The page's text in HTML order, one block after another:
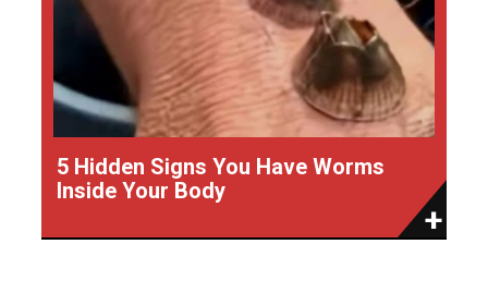
5 Hidden Signs You Have Worms
Inside Your Body